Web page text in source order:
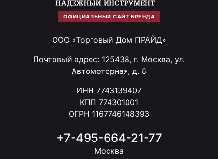
ОФИЦИАЛЬНЫЙ САЙТ БРЕНДА
ООО «Торговый Дом ПРАЙД»
Почтовый адрес: 125438, г. Москва, ул.
Автомоторная, д. 8
ИНН 7743139407
КПП 774301001
ОГРН 1167746148393
+7-495-664-21-77
Москва